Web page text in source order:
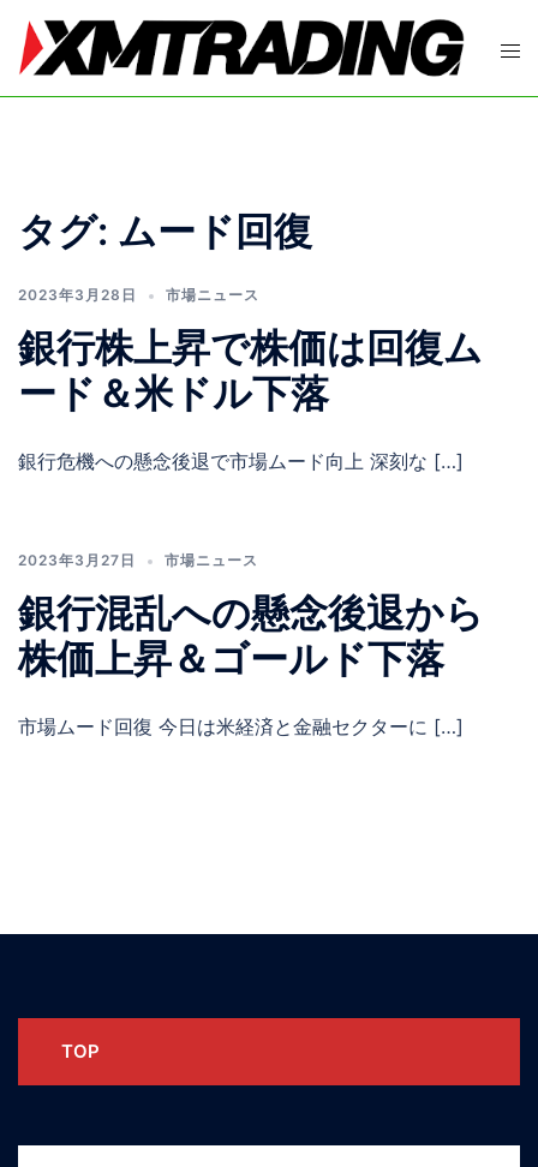
ト
タグ: ムード回復
2023年3月28日 市場ニュース
銀行株上昇で株価は回復ム
ード＆米ドル下落
銀行危機への懸念後退で市場ムード向上 深刻な […]
2023年3月27日 市場ニュース
銀行混乱への懸念後退から
株価上昇＆ゴールド下落
市場ムード回復 今日は米経済と金融セクターに […]
TOP